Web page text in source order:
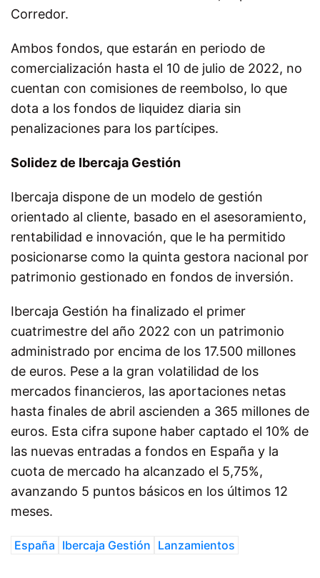
Corredor.
Ambos fondos, que estarán en periodo de
comercialización hasta el 10 de julio de 2022, no
cuentan con comisiones de reembolso, lo que
dota a los fondos de liquidez diaria sin
penalizaciones para los partícipes.
Solidez de Ibercaja Gestión
Ibercaja dispone de un modelo de gestión
orientado al cliente, basado en el asesoramiento,
rentabilidad e innovación, que le ha permitido
posicionarse como la quinta gestora nacional por
patrimonio gestionado en fondos de inversión.
Ibercaja Gestión ha finalizado el primer
cuatrimestre del año 2022 con un patrimonio
administrado por encima de los 17.500 millones
de euros. Pese a la gran volatilidad de los
mercados financieros, las aportaciones netas
hasta finales de abril ascienden a 365 millones de
euros. Esta cifra supone haber captado el 10% de
las nuevas entradas a fondos en España y la
cuota de mercado ha alcanzado el 5,75%,
avanzando 5 puntos básicos en los últimos 12
meses.
España Ibercaja Gestión Lanzamientos